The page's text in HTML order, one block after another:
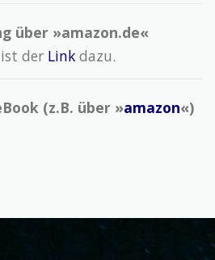
über »amazon.de«
der Linkdazu.
(z.B. über »amazon«)